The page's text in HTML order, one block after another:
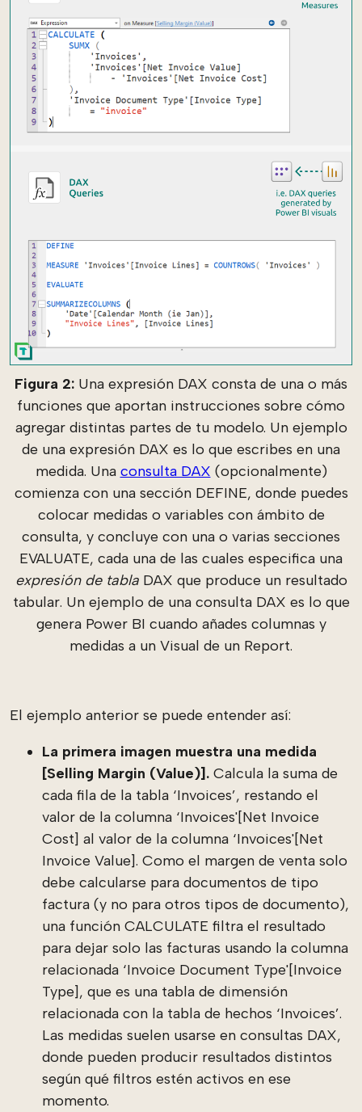
Figura 2: Una expresión DAX consta de una o más
funciones que aportan instrucciones sobre cómo
agregar distintas partes de tu modelo. Un ejemplo
de una expresión DAX es lo que escribes en una
medida. Una consulta DAX (opcionalmente)
comienza con una sección DEFINE, donde puedes
colocar medidas o variables con ámbito de
consulta, y concluye con una o varias secciones
EVALUATE, cada una de las cuales especifica una
expresión de tablaDAX que produce un resultado
tabular. Un ejemplo de una consulta DAX es lo que
genera Power BI cuando añades columnas y
medidas a un Visual de un Report.
El ejemplo anterior se puede entender así:
La primera imagen muestra una medida
[Selling Margin (Value)]. Calcula la suma de
cada fila de la tabla ‘Invoices’, restando el
valor de la columna ‘Invoices'[Net Invoice
Cost] al valor de la columna ‘Invoices'[Net
Invoice Value]. Como el margen de venta solo
debe calcularse para documentos de tipo
factura (y no para otros tipos de documento),
una función CALCULATE filtra el resultado
para dejar solo las facturas usando la columna
relacionada ‘Invoice Document Type'[Invoice
Type], que es una tabla de dimensión
relacionada con la tabla de hechos ‘Invoices’.
Las medidas suelen usarse en consultas DAX,
donde pueden producir resultados distintos
según qué filtros estén activos en ese
momento.